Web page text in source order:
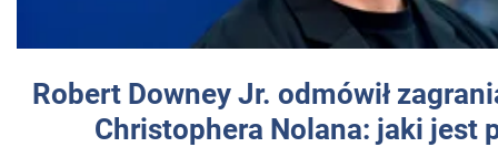
Robert Downey Jr. odmówił
Christophera Nolana: jaki jest